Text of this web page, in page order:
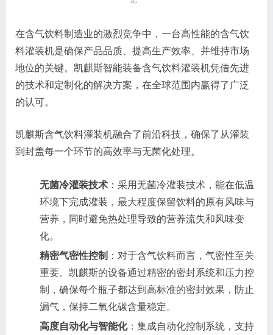
在含气饮料制造业的激烈竞争中，一台高性能的含气饮
料灌装机是确保产品品质、提高生产效率、并维持市场
地位的关键。凯麒斯智能装备含气饮料灌装机凭借先进
的技术和定制化的解决方案，在全球范围内赢得了广泛
的认可。
凯麒斯含气饮料灌装机融合了前沿科技，确保了从灌装
到封盖每一个环节的高效率与无菌化处理。
无菌冷灌装技术 ：采用无菌冷灌装技术，能在低温
环境下完成灌装，最大程度保留饮料的原有风味与
营养，同时避免热处理导致的营养流失和风味变
化。
精密气密性控制 ：对于含气饮料而言，气密性至关
重要。凯麒斯的设备通过精密的密封系统和压力控
制，确保每个瓶子都达到高标准的密封效果，防止
漏气，保持二氧化碳含量稳定。
高度自动化与智能化：集成自动化控制系统，支持